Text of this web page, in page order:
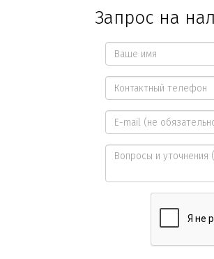
Запрос на
Ваше
имя
*
Контактный
телефон
*
E-
mail
Вопросы
уточнения